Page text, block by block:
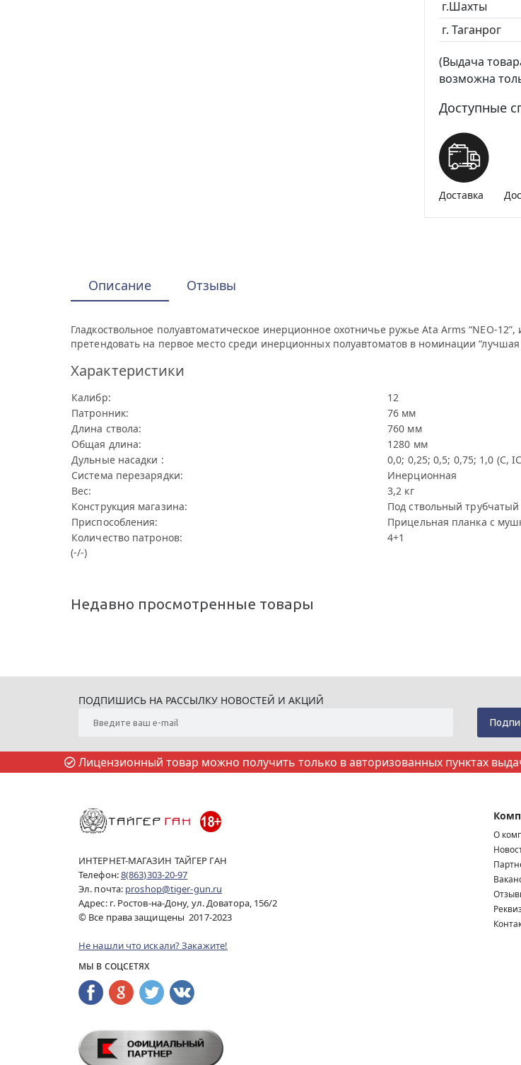
г.Шахты
г. Таганрог
(Выдача
возможна
Доступные
Доставка
Описание Отзывы
Гладкоствольное полуавтоматическое инерционное охотничье ружье Ata Arms “NEO-
претендовать на первое место среди инерционных полуавтоматов в номинации “лучшая
Характеристики
Калибр:
12
Патронник:
76 мм
Длина ствола:
760 мм
Общая длина:
1280 мм
Дульные насадки :
0,0; 0,25; 0,5; 0,75; 1,0 (С,
Система перезарядки:
Инерционная
Вес:
3,2 кг
Конструкция магазина:
Под ствольный трубчатый
Приспособления:
Прицельная планка с
Количество патронов:
4+1
(-/-)
Недавно просмотренные товары
ПОДПИШИСЬ НА РАССЫЛКУ НОВОСТЕЙ И АКЦИЙ
Лицензионный товар можно получить только в авторизованных пунктах
ИНТЕРНЕТ-МАГАЗИН ТАЙГЕР ГАН
Телефон:8(863)303-20-97
Эл. почта: proshop@tiger-gun.ru
Адрес: г. Ростов-на-Дону, ул. Доватора, 156/2
© Все права защищены 2017-2023
Не нашли что искали? Закажите!
МЫ В СОЦСЕТЯХ
О